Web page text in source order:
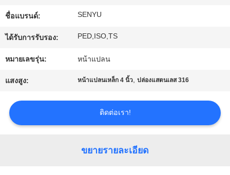
ควบคุม
คุณภาพ
ติดต่อ
เรา
ชื่อแบรนด์: SENYU
ได้รับการรับรอง: PED,ISO,TS
หมายเลขรุ่น: หน้าแปลน
แสงสูง: หน้าแปลนเหล็ก 4 นิ้ว,ปล่องแสตนเลส 316
ติดต่อเรา!
ขยายรายละเอียด